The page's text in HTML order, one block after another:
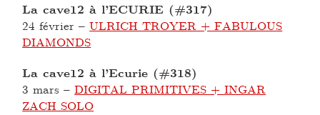
La cave12 à l’ECURIE (#317)
24 février –ULRICH TROYER + FABULOUS
DIAMONDS
La cave12 à l’Ecurie (#318)
3 mars –DIGITAL PRIMITIVES + INGAR
ZACH SOLO